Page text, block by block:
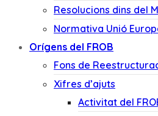
Resolucions dins del
Normativa Unió
Orígens del FROB
Fons de
Xifres d’ajuts
Activitat del